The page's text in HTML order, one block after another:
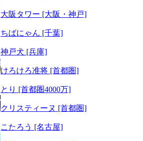
大阪タワー [大阪・神戸]
ちばにゃん [千葉]
神戸犬 [兵庫]
けろけろ准将 [首都圏]
とり [首都圏4000万]
クリスティーヌ [首都圏]
こたろう [名古屋]